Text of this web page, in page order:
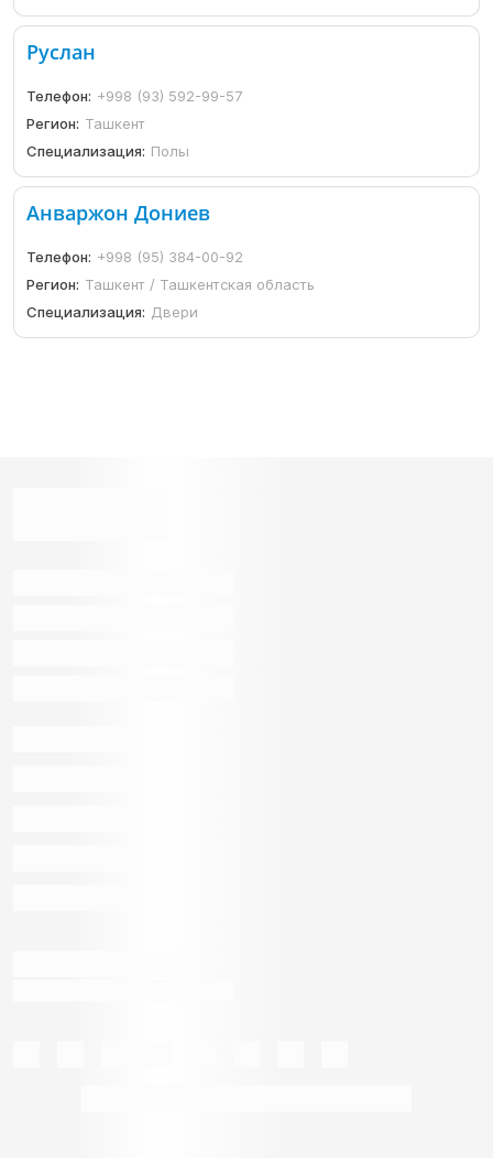
Руслан
Телефон: +998 (93) 592-99-57
Регион: Ташкент
Специализация: Полы
Анваржон Дониев
Телефон: +998 (95) 384-00-92
Регион: Ташкент / Ташкентская область
Специализация: Двери